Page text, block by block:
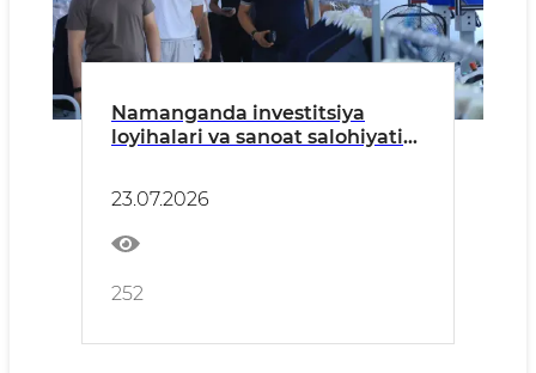
Namanganda investitsiya
loyihalari va sanoat salohiyatini
23.07.2026
252